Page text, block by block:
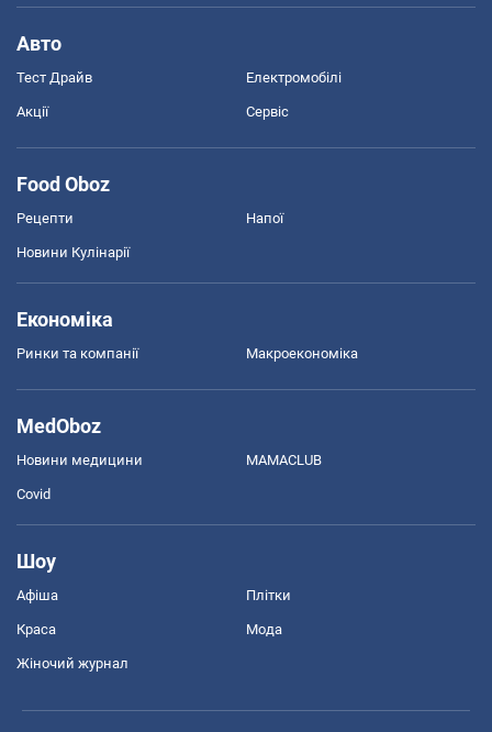
Авто
Тест Драйв Електромобілі
Акції Сервіс
Food Oboz
Рецепти Напої
Новини Кулінарії
Економіка
Ринки та компанії Макроекономіка
MedOboz
Новини медицини MAMACLUB
Covid
Шоу
Афіша Плітки
Краса Мода
Жіночий журнал